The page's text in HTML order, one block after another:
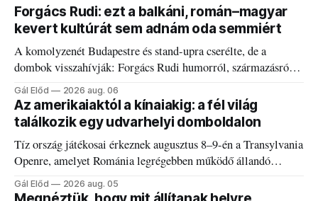
Forgács Rudi: ezt a balkáni, román–magyar
kevert kultúrát sem adnám oda semmiért
A komolyzenét Budapestre és stand-upra cserélte, de a
dombok visszahívják: Forgács Rudi humorról, származásról
és határokról.
Gál Előd 2026 aug. 06
Az amerikaiaktól a kínaiakig: a fél világ
találkozik egy udvarhelyi domboldalon
Tíz ország játékosai érkeznek augusztus 8–9-én a Transylvania
Openre, amelyet Románia legrégebben működő állandó
discgolfpályáján rendeznek meg.
Gál Előd 2026 aug. 05